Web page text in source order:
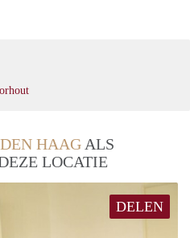
DEN HAAG ALS
LOCATIE
DELEN